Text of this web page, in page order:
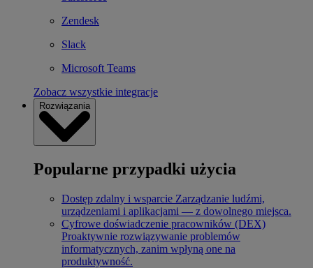
Zendesk
Slack
Microsoft Teams
Zobacz wszystkie integracje
Rozwiązania
Popularne przypadki użycia
Dostęp zdalny i wsparcie Zarządzanie ludźmi,
urządzeniami i aplikacjami — z dowolnego miejsca.
Cyfrowe doświadczenie pracowników (DEX)
Proaktywnie rozwiązywanie problemów
informatycznych, zanim wpłyną one na
produktywność.